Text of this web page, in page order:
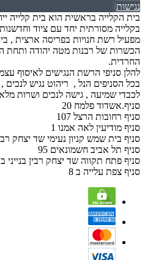
נגישות
בית הקלייה בראשית הוא בית קלייה
בקלייה מסורתית יחד עם ציוד
מפעיל רשת חנויות בפריסה ארצית ,
הכשרות של רבנות מטה יהודה
החרדית.
להלן סניפי הרשת הנגישים לאיסוף
בכל הסניפים הנל , ריהוט נגיש
לכבדי שמיעה , גישה לנכים ושרות
סניף.אשדוד פלמח 20
סניף רחובות הרצל 107
סניף מודיעין לאה אמנו 1
סניף בית שמש קניון נעימי שד יצחק
סניף תל אביב חשמונאים 95
סניף פתח תקווה שד יצחק רבין בנייני
סניף צפת עלייה ב 8